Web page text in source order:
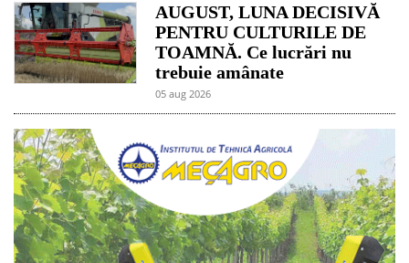
AUGUST, LUNA DECISIVĂ
PENTRU CULTURILE DE
TOAMNĂ. Ce lucrări nu
trebuie amânate
05 aug 2026